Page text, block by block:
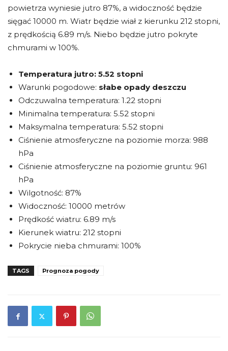
powietrza wyniesie jutro 87%, a widoczność będzie
sięgać 10000 m. Wiatr będzie wiał z kierunku 212 stopni,
z prędkością 6.89 m/s. Niebo będzie jutro pokryte
chmurami w 100%.
Temperatura jutro: 5.52 stopni
Warunki pogodowe: słabe opady deszczu
Odczuwalna temperatura: 1.22 stopni
Minimalna temperatura: 5.52 stopni
Maksymalna temperatura: 5.52 stopni
Ciśnienie atmosferyczne na poziomie morza: 988
hPa
Ciśnienie atmosferyczne na poziomie gruntu: 961
hPa
Wilgotność: 87%
Widoczność: 10000 metrów
Prędkość wiatru: 6.89 m/s
Kierunek wiatru: 212 stopni
Pokrycie nieba chmurami: 100%
TAGS Prognoza pogody